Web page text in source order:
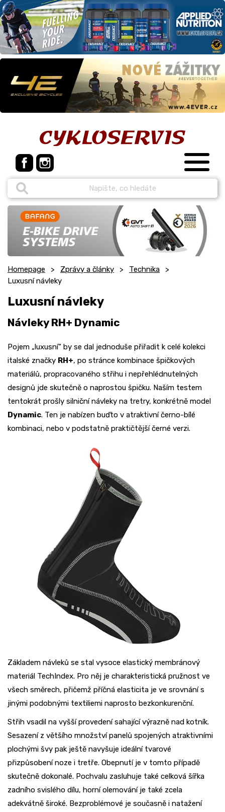
Homepage Zprávy a články
Technika
Luxusní návleky
Luxusní návleky
Návleky RH+ Dynamic
Pojem „luxusní“ by se dal jednoduše přiřadit k celé kolekci
italské značky RH+, po stránce kombinace špičkových
materiálů, propracovaného střihu i nepřehlédnutelných
designů jde skutečně o naprostou špičku. Naším testem
tentokrát prošly silniční návleky na tretry, konkrétně model
Dynamic. Ten je nabízen buďto v atraktivní černo-bílé
kombinaci, nebo v podstatně praktičtější černé verzi.
Základem návleků se stal vysoce elastický membránový
materiál TechIndex. Pro něj je charakteristická pružnost ve
všech směrech, přičemž příčná elasticita je ve srovnání s
jinými podobnými textiliemi naprosto bezkonkurenční.
Střih vsadil na vyšší provedení sahající výrazně nad kotník.
Sesazení z většího množství panelů spojených atraktivními
plochými švy pak ještě navyšuje ideální tvarové
přizpůsobení noze i tretře. Obepnutí je v tomto případě
skutečně dokonalé. Pochvalu zasluhuje také celková šířka
zadního svislého dílu, horní olemování je také zcela
adekvátně široké. Bezproblémové je současně i natažení